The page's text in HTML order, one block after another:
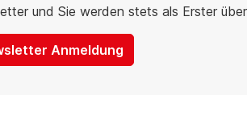
und Sie werden stets als Erster
Anmeldung